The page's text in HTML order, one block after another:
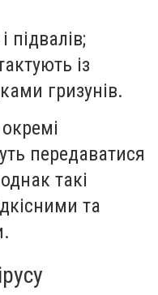
підвалів;
із
гризунів.
передаватися
такі
та